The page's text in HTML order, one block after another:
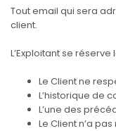
Tout email qui sera
client.
L’Exploitant se
Le Client ne
L’historique de
L’une des
Le Client n’a